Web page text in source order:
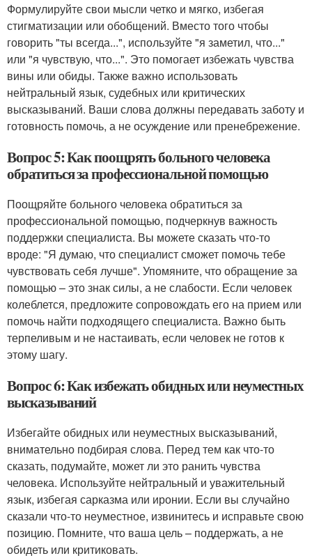
Формулируйте свои мысли четко и мягко, избегая
стигматизации или обобщений. Вместо того чтобы
говорить "ты всегда...", используйте "я заметил, что..."
или "я чувствую, что...". Это помогает избежать чувства
вины или обиды. Также важно использовать
нейтральный язык, судебных или критических
высказываний. Ваши слова должны передавать заботу и
готовность помочь, а не осуждение или пренебрежение.
Вопрос 5: Как поощрять больного человека
обратиться за профессиональной помощью
Поощряйте больного человека обратиться за
профессиональной помощью, подчеркнув важность
поддержки специалиста. Вы можете сказать что-то
вроде: "Я думаю, что специалист сможет помочь тебе
чувствовать себя лучше". Упомяните, что обращение за
помощью – это знак силы, а не слабости. Если человек
колеблется, предложите сопровождать его на прием или
помочь найти подходящего специалиста. Важно быть
терпеливым и не настаивать, если человек не готов к
этому шагу.
Вопрос 6: Как избежать обидных или неуместных
высказываний
Избегайте обидных или неуместных высказываний,
внимательно подбирая слова. Перед тем как что-то
сказать, подумайте, может ли это ранить чувства
человека. Используйте нейтральный и уважительный
язык, избегая сарказма или иронии. Если вы случайно
сказали что-то неуместное, извинитесь и исправьте свою
позицию. Помните, что ваша цель – поддержать, а не
обидеть или критиковать.